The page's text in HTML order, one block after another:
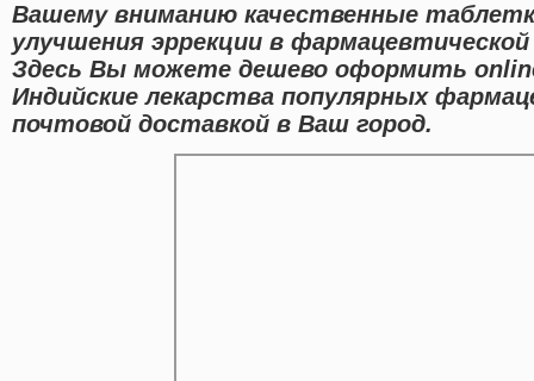
Вашему вниманию качественные
улучшения эррекции в
Здесь Вы можете дешево оформить
Индийские лекарства популярных
почтовой доставкой в Ваш город.